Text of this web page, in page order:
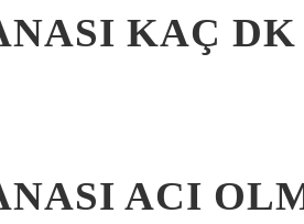
KAÇ DK
ACI